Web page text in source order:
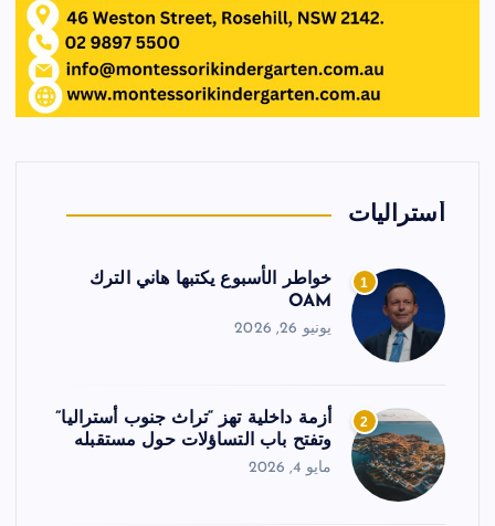
أستراليات
1
خواطر الأسبوع يكتبها هاني الترك
OAM
يونيو 26, 2026
2
أزمة داخلية تهز “تراث جنوب أستراليا”
وتفتح باب التساؤلات حول مستقبله
مايو 4, 2026